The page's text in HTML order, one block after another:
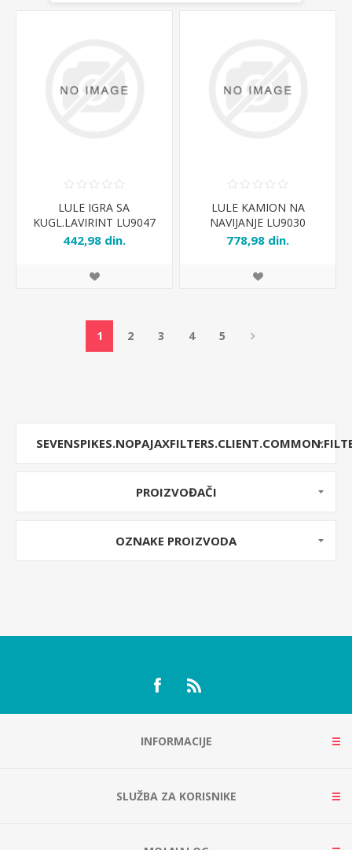
LULE IGRA SA
KUGL.LAVIRINT LU9047
442,98 din.
LULE KAMION NA
NAVIJANJE LU9030
778,98 din.
1 2 3 4 5
PROIZVOĐAČI
OZNAKE PROIZVODA
INFORMACIJE
SLUŽBA ZA KORISNIKE